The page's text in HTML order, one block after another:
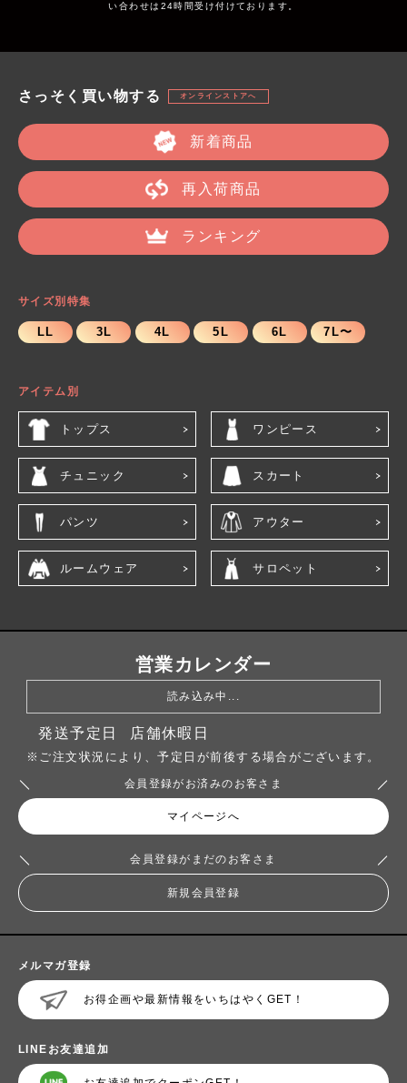
い合わせは24時間受け付けております。
さっそく買い物する オンラインストアへ
新着商品
再入荷商品
ランキング
サイズ別特集
LL 3L 4L 5L 6L 7L〜
アイテム別
トップス ワンピース
チュニック スカート
パンツ アウター
ルームウェア サロペット
営業カレンダー
読み込み中...
発送予定日 店舗休暇日
※ご注文状況により、予定日が前後する場合がございます。
会員登録がお済みのお客さま
マイページへ
会員登録がまだのお客さま
新規会員登録
メルマガ登録
お得企画や最新情報をいちはやくGET！
LINEお友達追加